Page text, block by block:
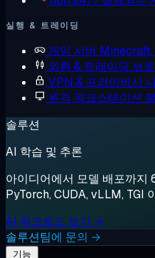
실행 & 트레이딩
게임 서버 Minecraft,
외환 & 트레이딩 브
VPN & 프라이버시
원격 워크스테이션
솔루션
AI 학습 및 추론
아이디어에서 모델 배포까지
PyTorch, CUDA, vLLM, TGI
AI 워크로드 보기 →
솔루션팀에 문의 →